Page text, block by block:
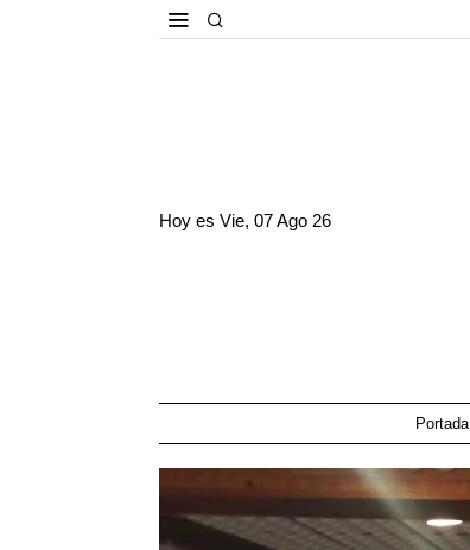
Hoy esVie, 07 Ago 26
Portada